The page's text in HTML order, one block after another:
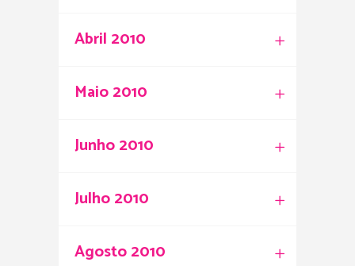
Abril 2010
Maio 2010
Junho 2010
Julho 2010
Agosto 2010